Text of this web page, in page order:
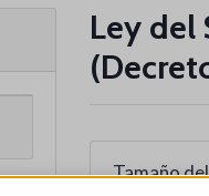
Ley del
Tamaño